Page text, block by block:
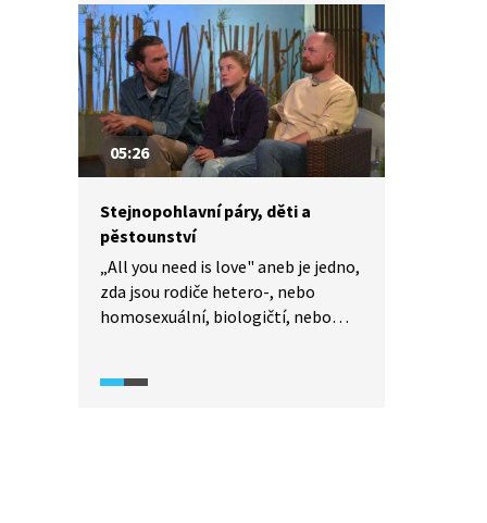
s problémem něco dělat? S jakými
problémy se museli na cestě
ke svobodě vypořádat? Jak se
upravily jejich vztahy s dětmi? A jak
se jim žije po opuštění toxických
vztahů?
05:26
Stejnopohlavní páry, děti a
pěstounství
„All you need is love" aneb je jedno,
zda jsou rodiče hetero-, nebo
homosexuální, biologičtí, nebo
Protivný sprostý matky (2021)